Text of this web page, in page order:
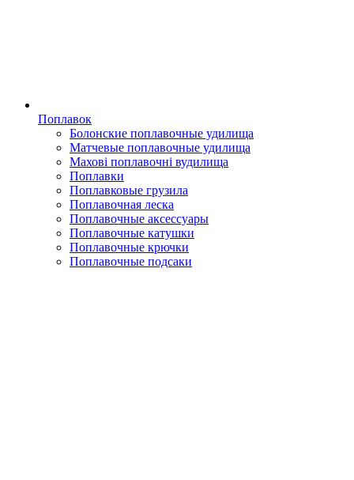
Поплавок
Болонские поплавочные удилища
Матчевые поплавочные удилища
Махові поплавочні вудилища
Поплавки
Поплавковые грузила
Поплавочная леска
Поплавочные аксессуары
Поплавочные катушки
Поплавочные крючки
Поплавочные подсаки